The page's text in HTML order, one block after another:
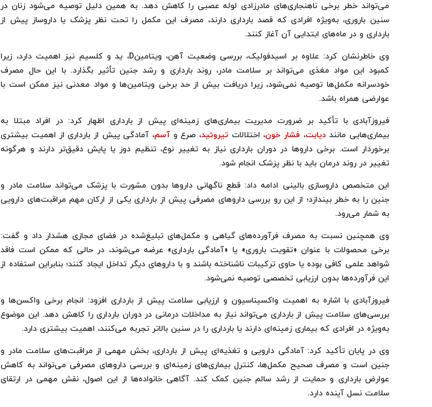
می‌تواند خطر برخی ناهنجاری‌های مادرزادی لوله عصبی را کاهش دهد. به همین دلیل توصیه می‌شود زنان در
سنین باروری، به‌ویژه افرادی که قصد بارداری دارند، مصرف این مکمل را تحت نظر پزشک یا داروساز پیش از
بارداری و در ماه‌های ابتدایی آن آغاز کنند.
وی خاطرنشان کرد: علاوه بر اسیدفولیک، بررسی وضعیت آهن، ویتامینD، ید و کلسیم نیز اهمیت دارد، زیرا
کمبود این مواد مغذی می‌تواند بر سلامت مادر، روند بارداری و رشد جنین تأثیر بگذارد. با این حال مصرف
خودسرانه مکمل‌ها توصیه نمی‌شود، زیرا دریافت بیش از حد برخی ویتامین‌ها و مواد معدنی نیز ممکن است با
عوارضی همراه باشد.
فیروزآبادی با تأکید بر ضرورت مدیریت بیماری‌های زمینه‌ای پیش از بارداری اظهار کرد: در افراد مبتلا به
بیماری‌هایی مانند دیابت، فشار خون، اختلالات تیروئید، صرع و آسم، آمادگی پیش از بارداری از اهمیت بیشتری
برخوردار است. برخی داروها در دوران بارداری نیاز به تغییر نوع، تنظیم دوز یا پایش دقیق‌تر دارند و هرگونه
تغییر در روند درمان باید با نظر پزشک انجام شود.
این متخصص داروسازی بالینی ادامه داد: قطع ناگهانی داروها بدون مشورت با پزشک می‌تواند سلامت مادر و
جنین را به خطر بیندازد؛ از این رو بررسی داروهای مصرفی پیش از بارداری یکی از ارکان مهم مراقبت‌های دارویی
به شمار می‌رود.
وی همچنین نسبت به مصرف فرآورده‌های گیاهی و مکمل‌های تبلیغ‌شده در فضای مجازی هشدار داد و گفت:
برخی محصولات با عنوان «تقویت باروری» یا «آمادگی بارداری» عرضه می‌شوند، در حالی که ممکن است فاقد
شواهد علمی کافی بوده یا حاوی ترکیبات ناشناخته باشند و با داروهای دیگر تداخل ایجاد کنند؛ بنابراین استفاده از
این فرآورده‌ها بدون ارزیابی تخصصی توصیه نمی‌شود.
فیروزآبادی با اشاره به اهمیت واکسیناسیون و ارزیابی سلامت پیش از بارداری افزود: انجام برخی واکسن‌ها و
بررسی‌های سلامت پیش از بارداری می‌تواند نیاز به مداخلات درمانی در دوران بارداری را کاهش دهد. این موضوع
به‌ویژه در افرادی که بیماری زمینه‌ای دارند یا بارداری را در سنین بالاتر تجربه می‌کنند، اهمیت بیشتری دارد.
وی در پایان تأکید کرد: آمادگی دارویی و تغذیه‌ای پیش از بارداری، بخش مهمی از مراقبت‌های سلامت مادر و
جنین است و مصرف صحیح مکمل‌ها، کنترل بیماری‌های زمینه‌ای و بررسی داروهای مصرفی می‌تواند به کاهش
عوارض بارداری و حمایت از رشد سالم جنین کمک کند. آگاهی خانواده‌ها از این اصول، نقش مهمی در ارتقای
سلامت نسل آینده دارد.